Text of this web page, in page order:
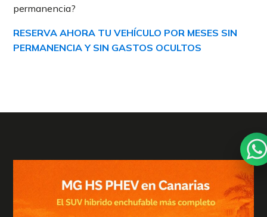
permanencia?
RESERVA AHORA TU VEHÍCULO POR MESES SIN
PERMANENCIA Y SIN GASTOS OCULTOS